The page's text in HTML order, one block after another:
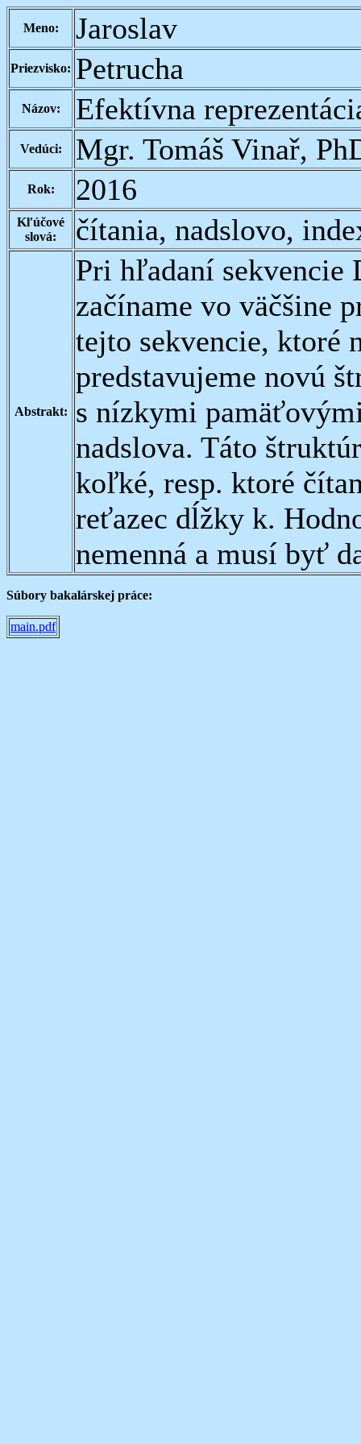
Meno: Jaroslav
Priezvisko: Petrucha
Názov: Efektívna
Vedúci: Mgr. Tomáš Vinař,
Rok: 2016
Kľúčové
slová:
čítania, nadslovo,
Abstrakt:
Pri hľadaní sekvencie
začíname vo väčšine
tejto sekvencie, ktoré
predstavujeme novú
s nízkymi
nadslova. Táto
koľké, resp. ktoré
reťazec dĺžky k.
nemenná a musí byť
Súbory bakalárskej práce:
main.pdf